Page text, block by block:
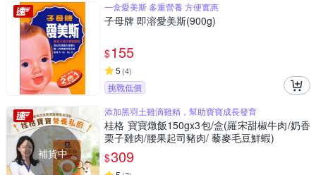
一盒愛美斯 多重營養 方便實惠
子母牌 即溶愛美斯(900g)
$155
5 (4)
挑戰低價
補貨中
添加黑羽土雞滴雞精，幫助寶寶成長發育
桂格 寶寶燉飯150gx3包/盒(羅宋甜椒牛肉/奶香
栗子雞肉/腰果起司豬肉/ 藜麥毛豆鮮蝦)
$309